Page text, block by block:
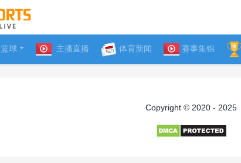
篮球 主播直播 体育新闻 赛事集锦
Copyright © 2020 - 2025